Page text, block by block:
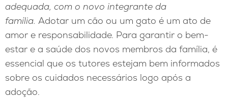
adequada, com o novo integrante da
família. Adotar um cão ou um gato é um ato de
amor e responsabilidade. Para garantir o bem-
estar e a saúde dos novos membros da família, é
essencial que os tutores estejam bem informados
sobre os cuidados necessários logo após a
adoção.